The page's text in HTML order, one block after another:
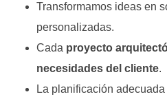
Transformamos ideas en
personalizadas.
Cada proyecto
necesidades del cliente.
La planificación